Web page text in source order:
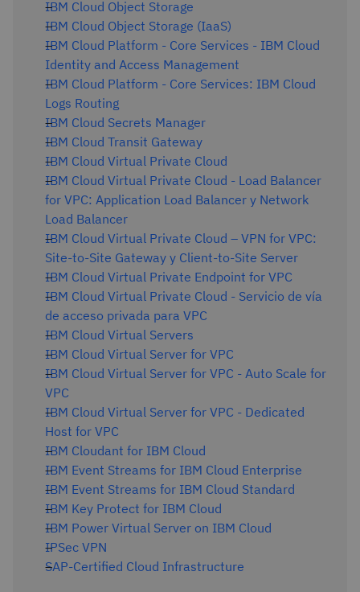
IBM Cloud Object Storage
IBM Cloud Object Storage (IaaS)
IBM Cloud Platform - Core Services - IBM Cloud
Identity and Access Management
IBM Cloud Platform - Core Services: IBM Cloud
Logs Routing
IBM Cloud Secrets Manager
IBM Cloud Transit Gateway
IBM Cloud Virtual Private Cloud
IBM Cloud Virtual Private Cloud - Load Balancer
for VPC: Application Load Balancer y Network
Load Balancer
IBM Cloud Virtual Private Cloud – VPN for VPC:
Site-to-Site Gateway y Client-to-Site Server
IBM Cloud Virtual Private Endpoint for VPC
IBM Cloud Virtual Private Cloud - Servicio de vía
de acceso privada para VPC
IBM Cloud Virtual Servers
IBM Cloud Virtual Server for VPC
IBM Cloud Virtual Server for VPC - Auto Scale for
VPC
IBM Cloud Virtual Server for VPC - Dedicated
Host for VPC
IBM Cloudant for IBM Cloud
IBM Event Streams for IBM Cloud Enterprise
IBM Event Streams for IBM Cloud Standard
IBM Key Protect for IBM Cloud
IBM Power Virtual Server on IBM Cloud
IPSec VPN
SAP-Certified Cloud Infrastructure